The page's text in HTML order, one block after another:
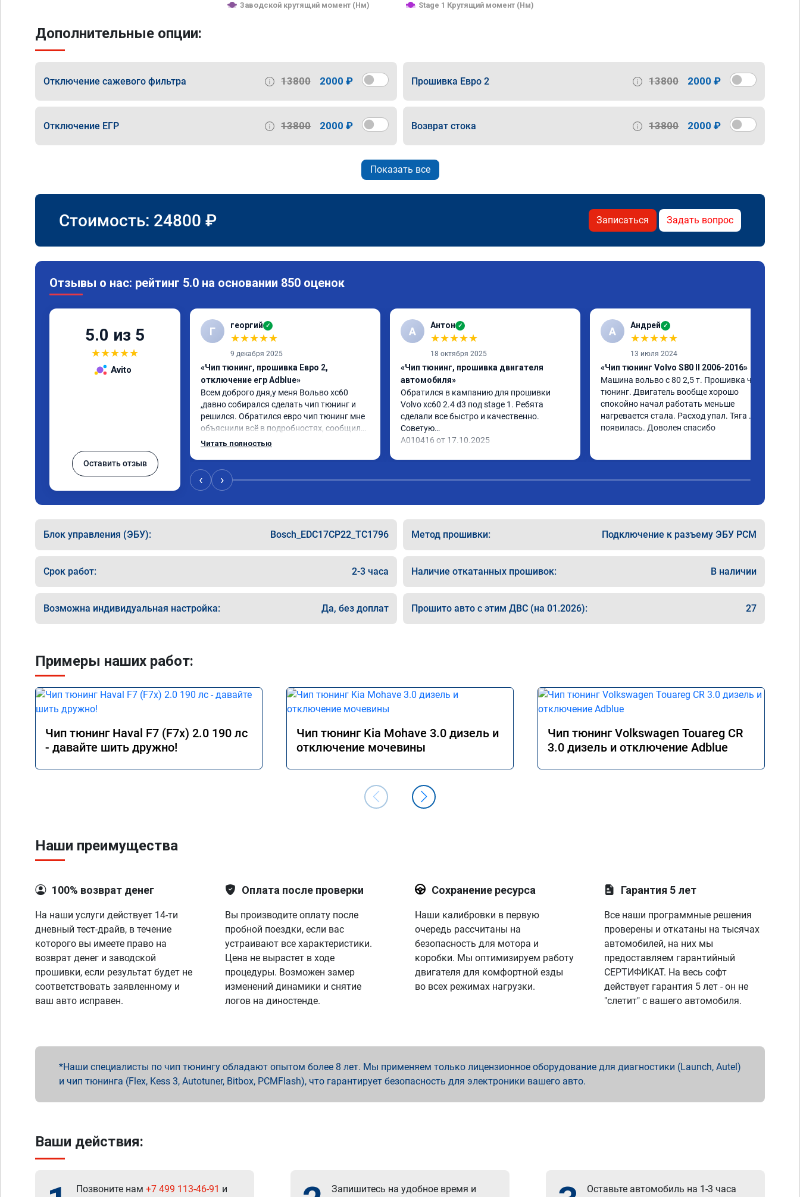
Заводской крутящий момент (Нм)
Stage 1 Крутящий момент (Нм)
Дополнительные опции:
Отключение сажевого фильтра 13800 2000 ₽ Прошивка Евро 2 13800 2000 ₽
Отключение ЕГР 13800 2000 ₽ Возврат стока 13800 2000 ₽
Показать все
Стоимость: 24800 ₽ Записаться Задать вопрос
Отзывы о нас: рейтинг 5.0 на основании 850 оценок
5.0 из 5
★★★★★
Avito
Оставить отзыв
Г георгий ✓
★★★★★
9 декабря 2025
«Чип тюнинг, прошивка Евро 2,
отключение егр Adblue»
Всем доброго дня,у меня Вольво xc60
,давно собирался сделать чип тюнинг и
решился. Обратился евро чип тюнинг мне
объяснили всё в подробностях, сообщили
сумму записали. Приехал в назначенное
сертификат ао11462 ,знают своё дело
рекомендую 👍
Читать полностью
А Антон ✓
★★★★★
18 октября 2025
«Чип тюнинг, прошивка двигателя
автомобиля»
Обратился в кампанию для прошивки
Volvo xc60 2.4 d3 под stage 1. Ребята
сделали все быстро и качественно.
Советую
А010416 от 17.10.2025
А Андрей ✓
★★★★★
13 июля 2024
«Чип тюнинг Volvo S80 II 2006-2016»
Машина вольво с 80 2,5 т. Прошивка чип
тюнинг. Двигатель вообще хорошо
спокойно начал работать меньше
нагревается стала. Расход упал. Тяга
появилась. Доволен спасибо
‹ ›
Блок управления (ЭБУ): Bosch_EDC17CP22_TC1796 Метод прошивки: Подключение к разъему ЭБУ PCM
Срок работ: 2-3 часа Наличие откатанных прошивок: В наличии
Возможна индивидуальная настройка: Да, без доплат Прошито авто с этим ДВС (на 01.2026): 27
Примеры наших работ:
Чип тюнинг Haval F7 (F7x) 2.0 190 лс
- давайте шить дружно!
Чип тюнинг Kia Mohave 3.0 дизель и
отключение мочевины
Чип тюнинг Volkswagen Touareg CR
3.0 дизель и отключение Adblue
Наши преимущества
100% возврат денег
На наши услуги действует 14-ти
дневный тест-драйв, в течение
которого вы имеете право на
возврат денег и заводской
прошивки, если результат будет не
соответствовать заявленному и
ваш авто исправен.
Оплата после проверки
Вы производите оплату после
пробной поездки, если вас
устраивают все характеристики.
Цена не вырастет в ходе
процедуры. Возможен замер
изменений динамики и снятие
логов на диностенде.
Сохранение ресурса
Наши калибровки в первую
очередь рассчитаны на
безопасность для мотора и
коробки. Мы оптимизируем работу
двигателя для комфортной езды
во всех режимах нагрузки.
Гарантия 5 лет
Все наши программные решения
проверены и откатаны на тысячах
автомобилей, на них мы
предоставляем гарантийный
СЕРТИФИКАТ. На весь софт
действует гарантия 5 лет - он не
"слетит" с вашего автомобиля.
Наши специалисты по чип тюнингу обладают опытом более 8 лет. Мы применяем только лицензионное оборудование для диагностики (Launch, Autel)
и чип тюнинга (Flex, Kess 3, Autotuner, Bitbox, PCMFlash), что гарантирует безопасность для электроники вашего авто.
Ваши действия:
Позвоните нам +7 499 113-46-91 и Запишитесь на удобное время и Оставьте автомобиль на 1-3 часа